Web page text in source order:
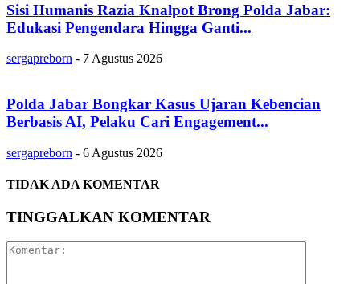
Sisi Humanis Razia Knalpot Brong Polda Jabar:
Edukasi Pengendara Hingga Ganti...
sergapreborn - 7 Agustus 2026
Polda Jabar Bongkar Kasus Ujaran Kebencian
Berbasis AI, Pelaku Cari Engagement...
sergapreborn - 6 Agustus 2026
TIDAK ADA KOMENTAR
TINGGALKAN KOMENTAR